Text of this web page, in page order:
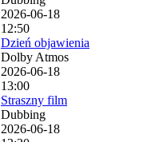
2026-06-18
12:50
Dzień objawienia
Dolby Atmos
2026-06-18
13:00
Straszny film
Dubbing
2026-06-18